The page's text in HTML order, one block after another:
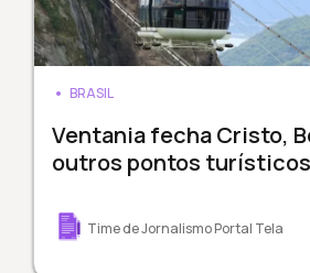
BRASIL
Ventania fecha Cristo,
outros pontos turísticos
Time de Jornalismo Portal Tela